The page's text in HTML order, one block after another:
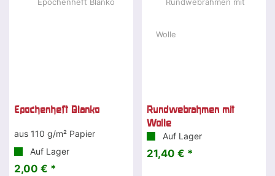
Epochenheft Blanko
aus 110 g/m² Papier
Auf Lager
2,00 € *
Rundwebrahmen mit
Wolle
Auf Lager
21,40 € *